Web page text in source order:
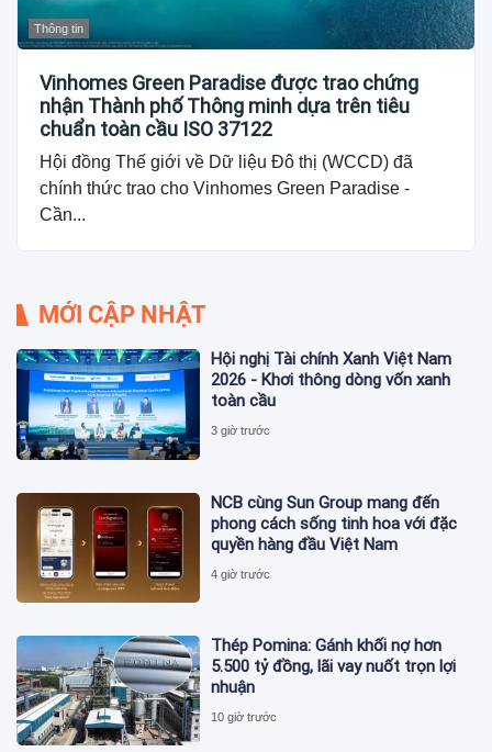
Thông tin
Vinhomes Green Paradise được trao chứng
nhận Thành phố Thông minh dựa trên tiêu
chuẩn toàn cầu ISO 37122
Hội đồng Thế giới về Dữ liệu Đô thị (WCCD) đã
chính thức trao cho Vinhomes Green Paradise -
Cần...
MỚI CẬP NHẬT
Hội nghị Tài chính Xanh Việt Nam
2026 - Khơi thông dòng vốn xanh
toàn cầu
3 giờ trước
NCB cùng Sun Group mang đến
phong cách sống tinh hoa với đặc
quyền hàng đầu Việt Nam
4 giờ trước
Thép Pomina: Gánh khối nợ hơn
5.500 tỷ đồng, lãi vay nuốt trọn lợi
nhuận
10 giờ trước